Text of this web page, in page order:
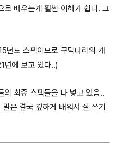
배우는게 훨씬 이해가 쉽다. 그
년도 스펙이므로 구닥다리의 개
년에 보고 있다..)
최종 스펙들을 다 넣고 있음..
은 결국 깊하게 배워서 잘 쓰기